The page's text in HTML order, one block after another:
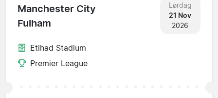
Manchester City
Fulham
Lørdag
21 Nov
2026
Etihad Stadium
Premier League